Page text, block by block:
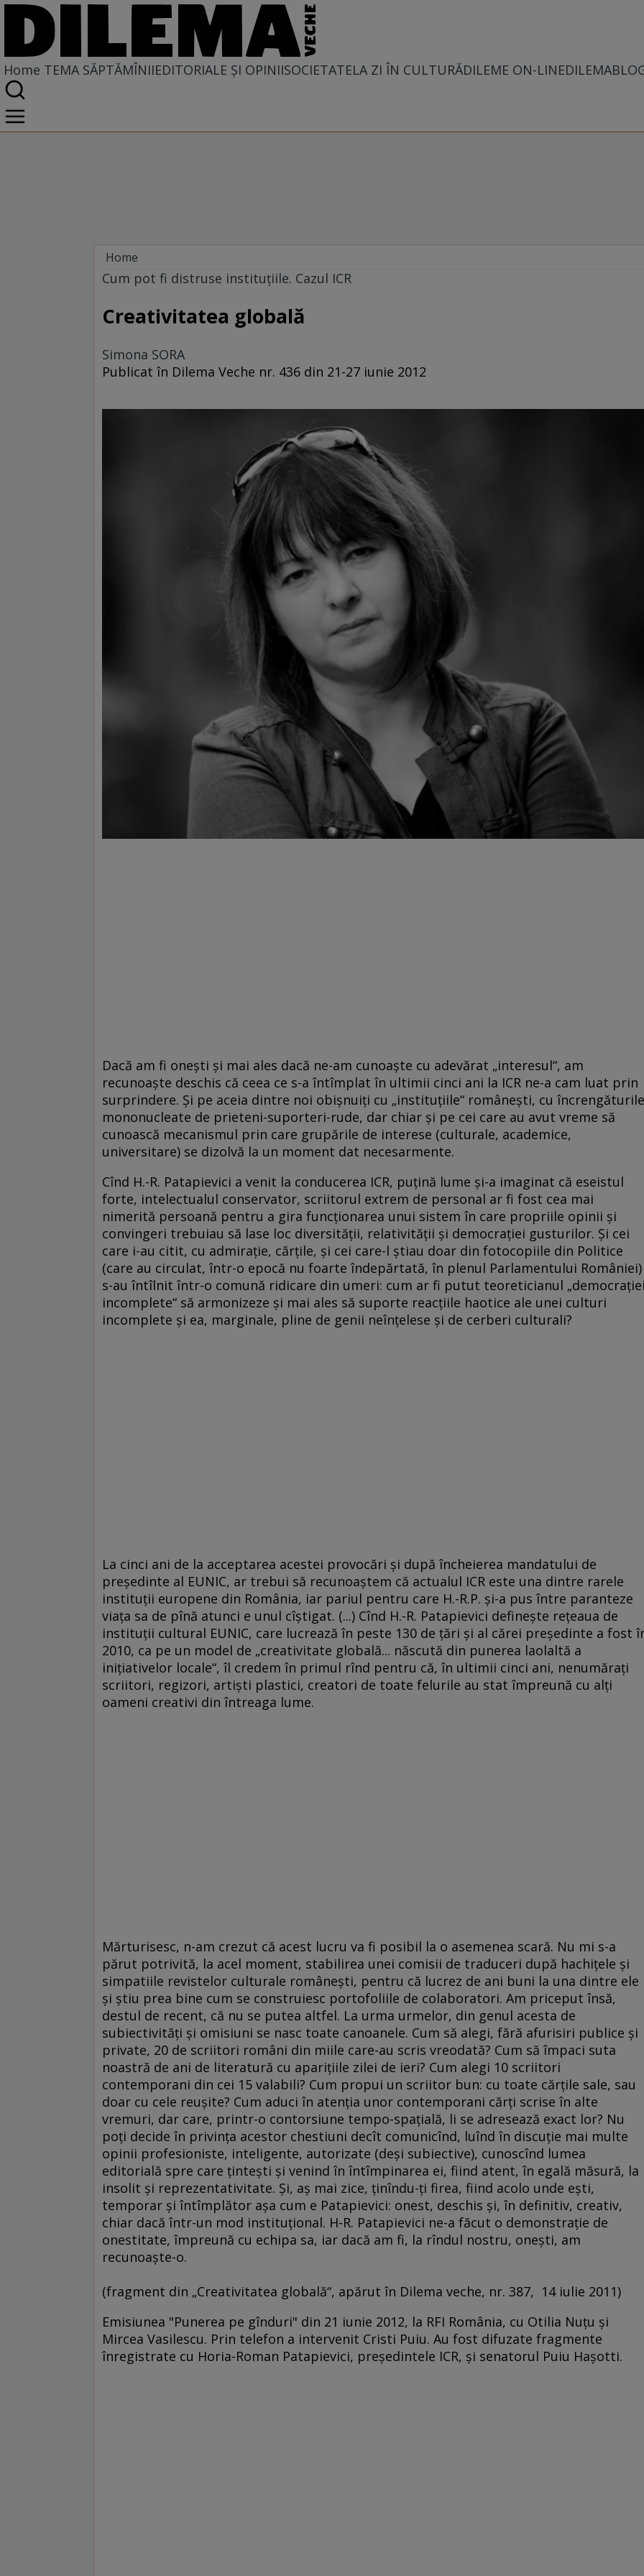
Home TEMA SĂPTĂMÎNIIEDITORIALE ȘI OPINIISOCIETATELA ZI ÎN CULTURĂDILEME ON-LINE
Home
Tema săptămînii
Cum pot fi distruse instituţiile. Cazul ICR
Creativitatea globală
Simona SORA
Publicat în Dilema Veche nr. 436 din 21-27 iunie 2012
Dacă am fi oneşti şi mai ales dacă ne-am cunoaşte cu adevărat „interesul“, am
recunoaşte deschis că ceea ce s-a întîmplat în ultimii cinci ani la ICR ne-a cam luat prin
surprindere. Şi pe aceia dintre noi obişnuiţi cu „instituţiile“ româneşti, cu încrengăturile
mononucleate de prieteni-suporteri-rude, dar chiar şi pe cei care au avut vreme să
cunoască mecanismul prin care grupările de interese (culturale, academice,
universitare) se dizolvă la un moment dat necesarmente.
Cînd H.-R. Patapievici a venit la conducerea ICR, puţină lume şi-a imaginat că eseistul
forte, intelectualul conservator, scriitorul extrem de personal ar fi fost cea mai
nimerită persoană pentru a gira funcţionarea unui sistem în care propriile opinii şi
convingeri trebuiau să lase loc diversităţii, relativităţii şi democraţiei gusturilor. Şi cei
care i-au citit, cu admiraţie, cărţile, şi cei care-l ştiau doar din fotocopiile din Politice
(care au circulat, într-o epocă nu foarte îndepărtată, în plenul Parlamentului României)
s-au întîlnit într-o comună ridicare din umeri: cum ar fi putut teoreticianul
incomplete“ să armonizeze şi mai ales să suporte reacţiile haotice ale unei culturi
incomplete şi ea, marginale, pline de genii neînţelese şi de cerberi culturali?
La cinci ani de la acceptarea acestei provocări şi după încheierea mandatului de
preşedinte al EUNIC, ar trebui să recunoaştem că actualul ICR este una dintre rarele
instituţii europene din România, iar pariul pentru care H.-R.P. şi-a pus între paranteze
viaţa sa de pînă atunci e unul cîştigat. (...) Cînd H.-R. Patapievici defineşte reţeaua de
instituţii cultural EUNIC, care lucrează în peste 130 de ţări şi al cărei preşedinte a fost
2010, ca pe un model de „creativitate globală... născută din punerea laolaltă a
iniţiativelor locale“, îl credem în primul rînd pentru că, în ultimii cinci ani, nenumăraţi
scriitori, regizori, artişti plastici, creatori de toate felurile au stat împreună cu alţi
oameni creativi din întreaga lume.
Mărturisesc, n-am crezut că acest lucru va fi posibil la o asemenea scară. Nu mi s-a
părut potrivită, la acel moment, stabilirea unei comisii de traduceri după hachiţele şi
simpatiile revistelor culturale româneşti, pentru că lucrez de ani buni la una dintre ele
şi ştiu prea bine cum se construiesc portofoliile de colaboratori. Am priceput însă,
destul de recent, că nu se putea altfel. La urma urmelor, din genul acesta de
subiectivităţi şi omisiuni se nasc toate canoanele. Cum să alegi, fără afurisiri publice şi
private, 20 de scriitori români din miile care-au scris vreodată? Cum să împaci suta
noastră de ani de literatură cu apariţiile zilei de ieri? Cum alegi 10 scriitori
contemporani din cei 15 valabili? Cum propui un scriitor bun: cu toate cărţile sale, sau
doar cu cele reuşite? Cum aduci în atenţia unor contemporani cărţi scrise în alte
vremuri, dar care, printr-o contorsiune tempo-spaţială, li se adresează exact lor? Nu
poţi decide în privinţa acestor chestiuni decît comunicînd, luînd în discuţie mai multe
opinii profesioniste, inteligente, autorizate (deşi subiective), cunoscînd lumea
editorială spre care ţinteşti şi venind în întîmpinarea ei, fiind atent, în egală măsură, la
insolit şi reprezentativitate. Şi, aş mai zice, ţinîndu-ţi firea, fiind acolo unde eşti,
temporar şi întîmplător aşa cum e Patapievici: onest, deschis şi, în definitiv, creativ,
chiar dacă într-un mod instituţional. H-R. Patapievici ne-a făcut o demonstraţie de
onestitate, împreună cu echipa sa, iar dacă am fi, la rîndul nostru, oneşti, am
recunoaşte-o.
(fragment din „Creativitatea globală“, apărut în Dilema veche, nr. 387, 14 iulie 2011)
Emisiunea "Punerea pe gînduri" din 21 iunie 2012, la RFI România, cu Otilia Nuţu şi
Mircea Vasilescu. Prin telefon a intervenit Cristi Puiu. Au fost difuzate fragmente
înregistrate cu Horia-Roman Patapievici, preşedintele ICR, şi senatorul Puiu Haşotti.